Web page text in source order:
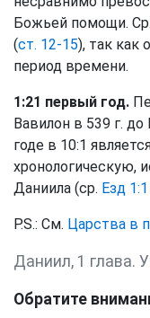
Божьей помощи.
(ст. 12-15), так как
период времени.
1:21 первый год.
Вавилон в 539 г.
годе в 10:1
хронологическую,
Даниила (ср. Езд 1:1
P.S.: См. Царства в
Даниил, 1 глава.
Обратите